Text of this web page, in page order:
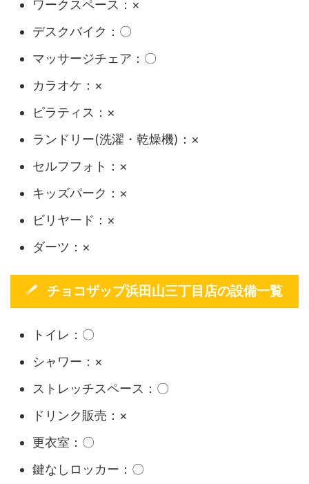
ワークスペース：×
デスクバイク：〇
マッサージチェア：〇
カラオケ：×
ピラティス：×
ランドリー(洗濯・乾燥機)：×
セルフフォト：×
キッズパーク：×
ビリヤード：×
ダーツ：×
チョコザップ浜田山三丁目店の設備一覧
トイレ：〇
シャワー：×
ストレッチスペース：〇
ドリンク販売：×
更衣室：〇
鍵なしロッカー：〇